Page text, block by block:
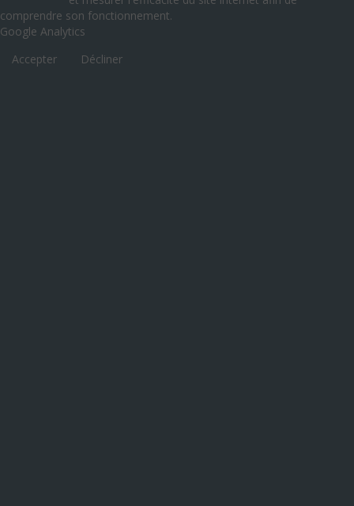
comprendre son fonctionnement.
Google Analytics
Accepter
Décliner